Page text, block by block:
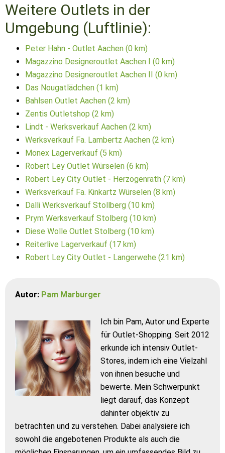
Weitere Outlets in der
Umgebung (Luftlinie):
Peter Hahn - Outlet Aachen (0 km)
Magazzino Designeroutlet Aachen I (0 km)
Magazzino Designeroutlet Aachen II (0 km)
Das Nougatlädchen (1 km)
Bahlsen Outlet Aachen (2 km)
Zentis Outletshop (2 km)
Lindt - Werksverkauf Aachen (2 km)
Werksverkauf Fa. Lambertz Aachen (2 km)
Monex Lagerverkauf (5 km)
Robert Ley Outlet Würselen (6 km)
Robert Ley City Outlet - Herzogenrath (7 km)
Werksverkauf Fa. Kinkartz Würselen (8 km)
Dalli Werksverkauf Stollberg (10 km)
Prym Werksverkauf Stolberg (10 km)
Diese Wolle Outlet Stolberg (10 km)
Reiterlive Lagerverkauf (17 km)
Robert Ley City Outlet - Langerwehe (21 km)
Autor: Pam Marburger
Ich bin Pam, Autor und Experte
für Outlet-Shopping. Seit 2012
erkunde ich intensiv Outlet-
Stores, indem ich eine Vielzahl
von ihnen besuche und
bewerte. Mein Schwerpunkt
liegt darauf, das Konzept
dahinter objektiv zu
betrachten und zu verstehen. Dabei analysiere ich
sowohl die angebotenen Produkte als auch die